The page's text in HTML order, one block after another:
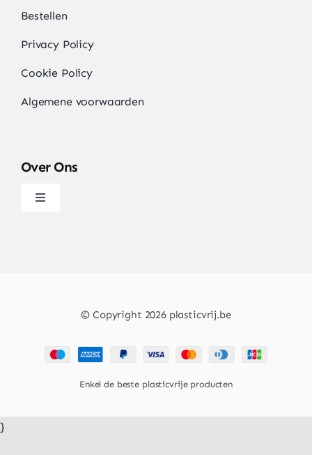
Bestellen
Privacy Policy
Cookie Policy
Algemene voorwaarden
Over Ons
Navigatie
© Copyright 2026 plasticvrij.be
Enkel de beste plasticvrije producten
}